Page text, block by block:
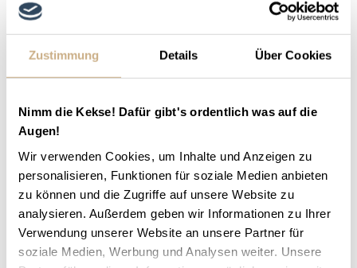
Zustimmung Details Über Cookies
Nimm die Kekse! Dafür gibt's ordentlich was auf die
Augen!
Wir verwenden Cookies, um Inhalte und Anzeigen zu
personalisieren, Funktionen für soziale Medien anbieten
zu können und die Zugriffe auf unsere Website zu
analysieren. Außerdem geben wir Informationen zu Ihrer
Verwendung unserer Website an unsere Partner für
soziale Medien, Werbung und Analysen weiter. Unsere